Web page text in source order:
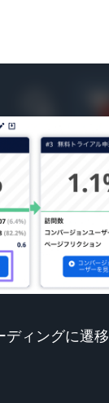
ディングに遷移